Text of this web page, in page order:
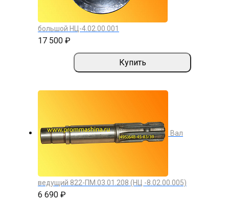
большой НЦ-4.02.00.001
17 500 ₽
Купить
Вал
ведущий 822-ПМ.03.01.208 (НЦ -8.02.00.005)
6 690 ₽